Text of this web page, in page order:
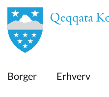
en
Borger
Erhverv
Borger Erhverv